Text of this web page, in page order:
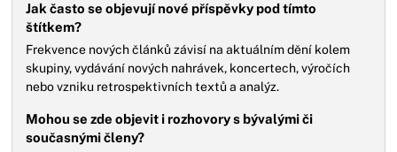
Jak často se objevují nové příspěvky pod tímto
štítkem?
Frekvence nových článků závisí na aktuálním dění kolem
skupiny, vydávání nových nahrávek, koncertech, výročích
nebo vzniku retrospektivních textů a analýz.
Mohou se zde objevit i rozhovory s bývalými či
současnými členy?